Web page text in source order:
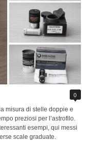
0
misura di stelle doppie e
preziosi per l’astrofilo.
esempi, qui messi
scale graduate.